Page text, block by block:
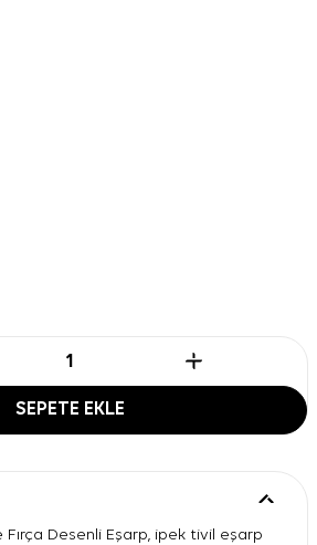
SEPETE EKLE
Fırça Desenli Eşarp, ipek tivil eşarp